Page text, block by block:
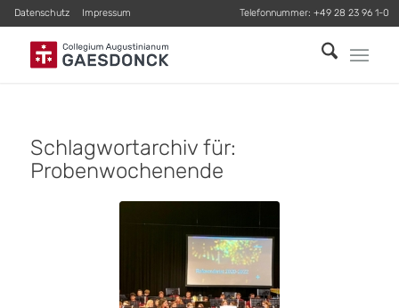
Datenschutz Impressum Telefonnummer: +49 28 23 96 1-0
Schlagwortarchiv für:
Probenwochenende